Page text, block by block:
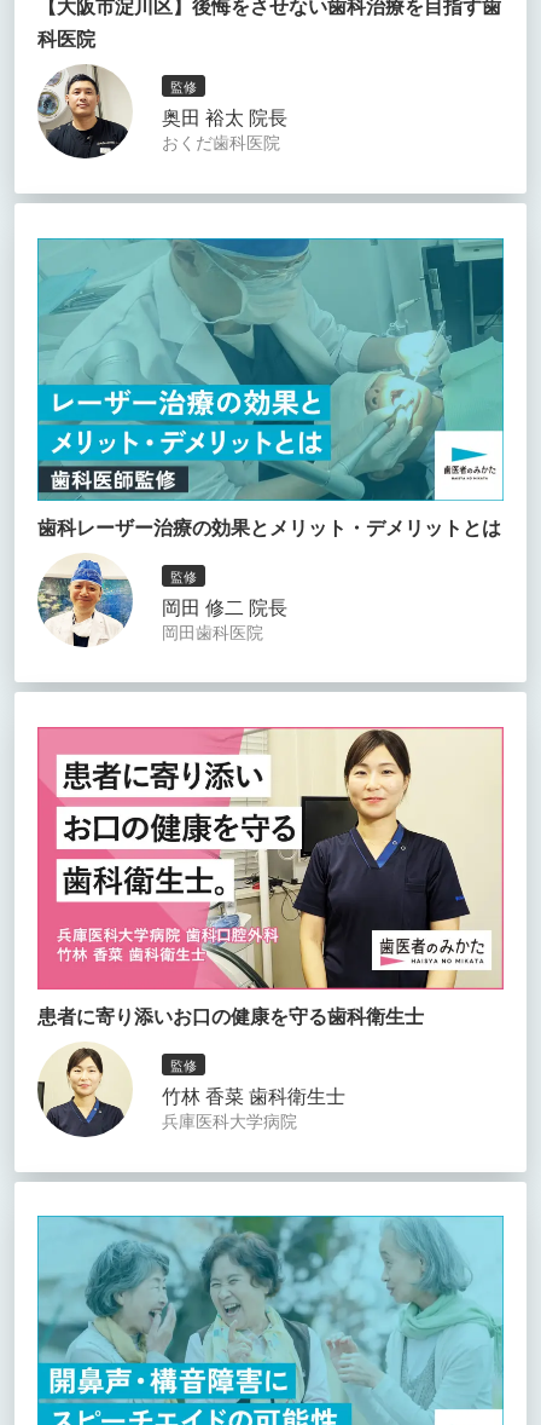
科医院
監修
奥田 裕太 院長
おくだ歯科医院
歯科レーザー治療の効果とメリット・デメリットとは
監修
岡田 修二 院長
岡田歯科医院
患者に寄り添いお口の健康を守る歯科衛生士
監修
竹林 香菜 歯科衛生士
兵庫医科大学病院